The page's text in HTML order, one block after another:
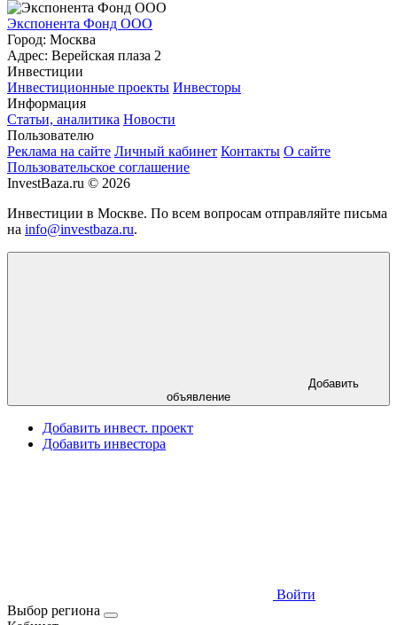
Экспонента Фонд ООО
Город: Москва
Адрес: Верейская плаза 2
Инвестиции
Инвестиционные проекты Инвесторы
Информация
Статьи, аналитика Новости
Пользователю
Реклама на сайте Личный кабинет Контакты О сайте
Пользовательское соглашение
InvestBaza.ru © 2026
Инвестиции в Москве. По всем вопросам отправляйте письма
на info@investbaza.ru.
Добавить
объявление
Добавить инвест. проект
Добавить инвестора
Войти
Выбор региона